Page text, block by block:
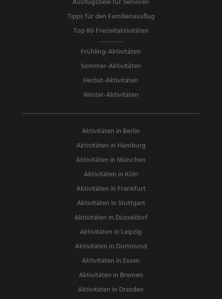
Tipps für den Familienausflug
Top 80 Freizeitaktivitäten
Frühling-Aktivitäten
Sommer-Aktivitäten
Herbst-Aktivitäten
Winter-Aktivitäten
Aktivitäten in Berlin
Aktivitäten in Hamburg
Aktivitäten in München
Aktivitäten in Köln
Aktivitäten in Frankfurt
Aktivitäten in Stuttgart
Aktivitäten in Düsseldorf
Aktivitäten in Leipzig
Aktivitäten in Dortmund
Aktivitäten in Essen
Aktivitäten in Bremen
Aktivitäten in Dresden